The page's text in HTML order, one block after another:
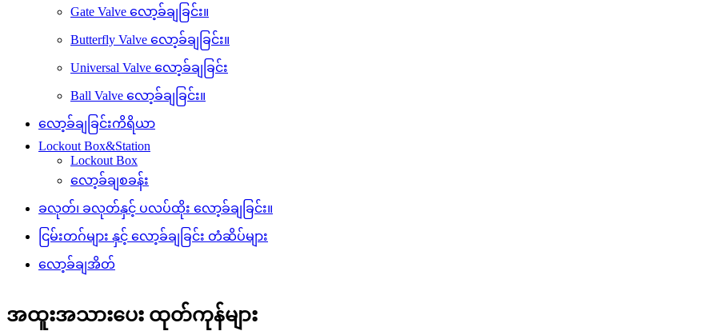
Gate Valve လော့ခ်ချခြင်း။
Butterfly Valve လော့ခ်ချခြင်း။
Universal Valve လော့ခ်ချခြင်း
Ball Valve လော့ခ်ချခြင်း။
လော့ခ်ချခြင်းကိရိယာ
Lockout Box&Station
Lockout Box
လော့ခ်ချစခန်း
ခလုတ်၊ ခလုတ်နှင့် ပလပ်ထိုး လော့ခ်ချခြင်း။
ငြမ်းတဂ်များ နှင့် လော့ခ်ချခြင်း တံဆိပ်များ
လော့ခ်ချအိတ်
အထူးအသားပေး ထုတ်ကုန်များ